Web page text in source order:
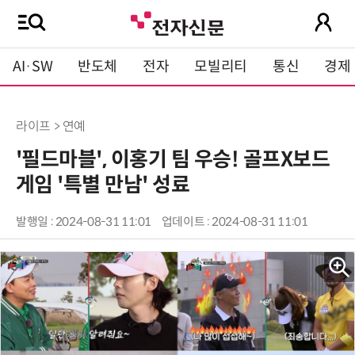
AI·SW 반도체 전자 모빌리티 통신 경제
라이프 > 연예
'필드마블', 이홍기 팀 우승! 골프X보드
게임 '특별 만남' 성료
발행일 : 2024-08-31 11:01 업데이트 : 2024-08-31 11:01